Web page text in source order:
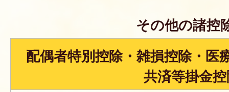
その他の諸控
配偶者特別控除・雑損控除・医
共済等掛金